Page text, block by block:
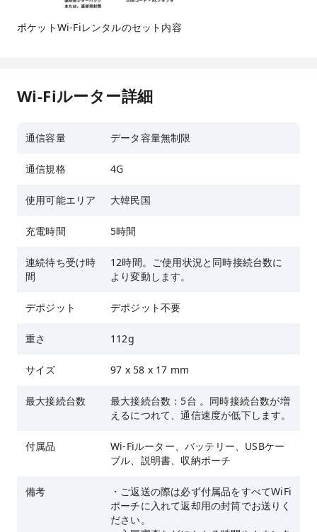
ポケットWi-Fiレンタルのセット内容
Wi-Fiルーター詳細
通信容量 データ容量無制限
通信規格 4G
使用可能エリア 大韓民国
充電時間 5時間
連続待ち受け時
間
12時間。ご使用状況と同時接続台数に
より変動します。
デポジット デポジット不要
重さ 112g
サイズ 97 x 58 x 17 mm
最大接続台数
最大接続台数：5台 。同時接続台数が増
えるにつれて、通信速度が低下します。
付属品
Wi-Fiルーター、バッテリー、USBケー
ブル、説明書、収納ポーチ
備考
・ご返送の際は必ず付属品をすべてWiFi
ポーチに入れて返却用の封筒でお送りく
ださい。